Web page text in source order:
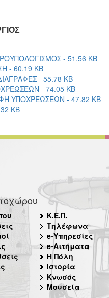
- 51.56 KB
- 60.19 KB
- 55.78 KB
- 74.05 KB
ΥΠΟΧΡΕΩΣΕΩΝ - 47.82 KB
KB
Κ.Ε.Π.
Τηλέφωνα
e-Υπηρεσίες
e-Αιτήματα
Η Πόλη
Ιστορία
Κνωσός
Μουσεία